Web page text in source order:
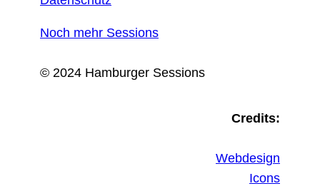
Noch mehr Sessions
© 2024 Hamburger Sessions
Credits:
Webdesign
Icons